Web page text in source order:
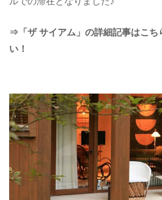
⇒「ザ サイアム」の詳細記事はこち
い！